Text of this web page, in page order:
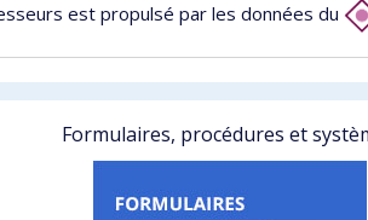
est propulsé par les données du
Formulaires, procédures et